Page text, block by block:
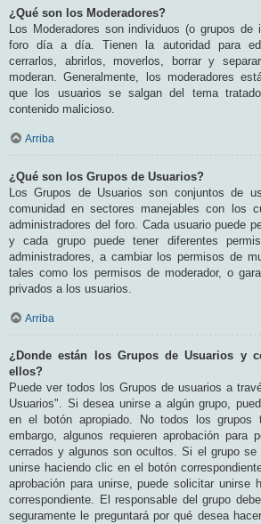
¿Qué son los Moderadores?
Los Moderadores son individuos (o grupos de
foro día a día. Tienen la autoridad para
cerrarlos, abrirlos, moverlos, borrar y
moderan. Generalmente, los moderadores
que los usuarios se salgan del tema
contenido malicioso.
Arriba
¿Qué son los Grupos de Usuarios?
Los Grupos de Usuarios son conjuntos de
comunidad en sectores manejables con los
administradores del foro. Cada usuario puede
y cada grupo puede tener diferentes
administradores, a cambiar los permisos de
tales como los permisos de moderador, o
privados a los usuarios.
Arriba
¿Donde están los Grupos de Usuarios y
ellos?
Puede ver todos los Grupos de usuarios a
Usuarios". Si desea unirse a algún grupo,
en el botón apropiado. No todos los grupos
embargo, algunos requieren aprobación para
cerrados y algunos son ocultos. Si el grupo se
unirse haciendo clic en el botón
aprobación para unirse, puede solicitar unirse
correspondiente. El responsable del grupo
seguramente le preguntará por qué desea